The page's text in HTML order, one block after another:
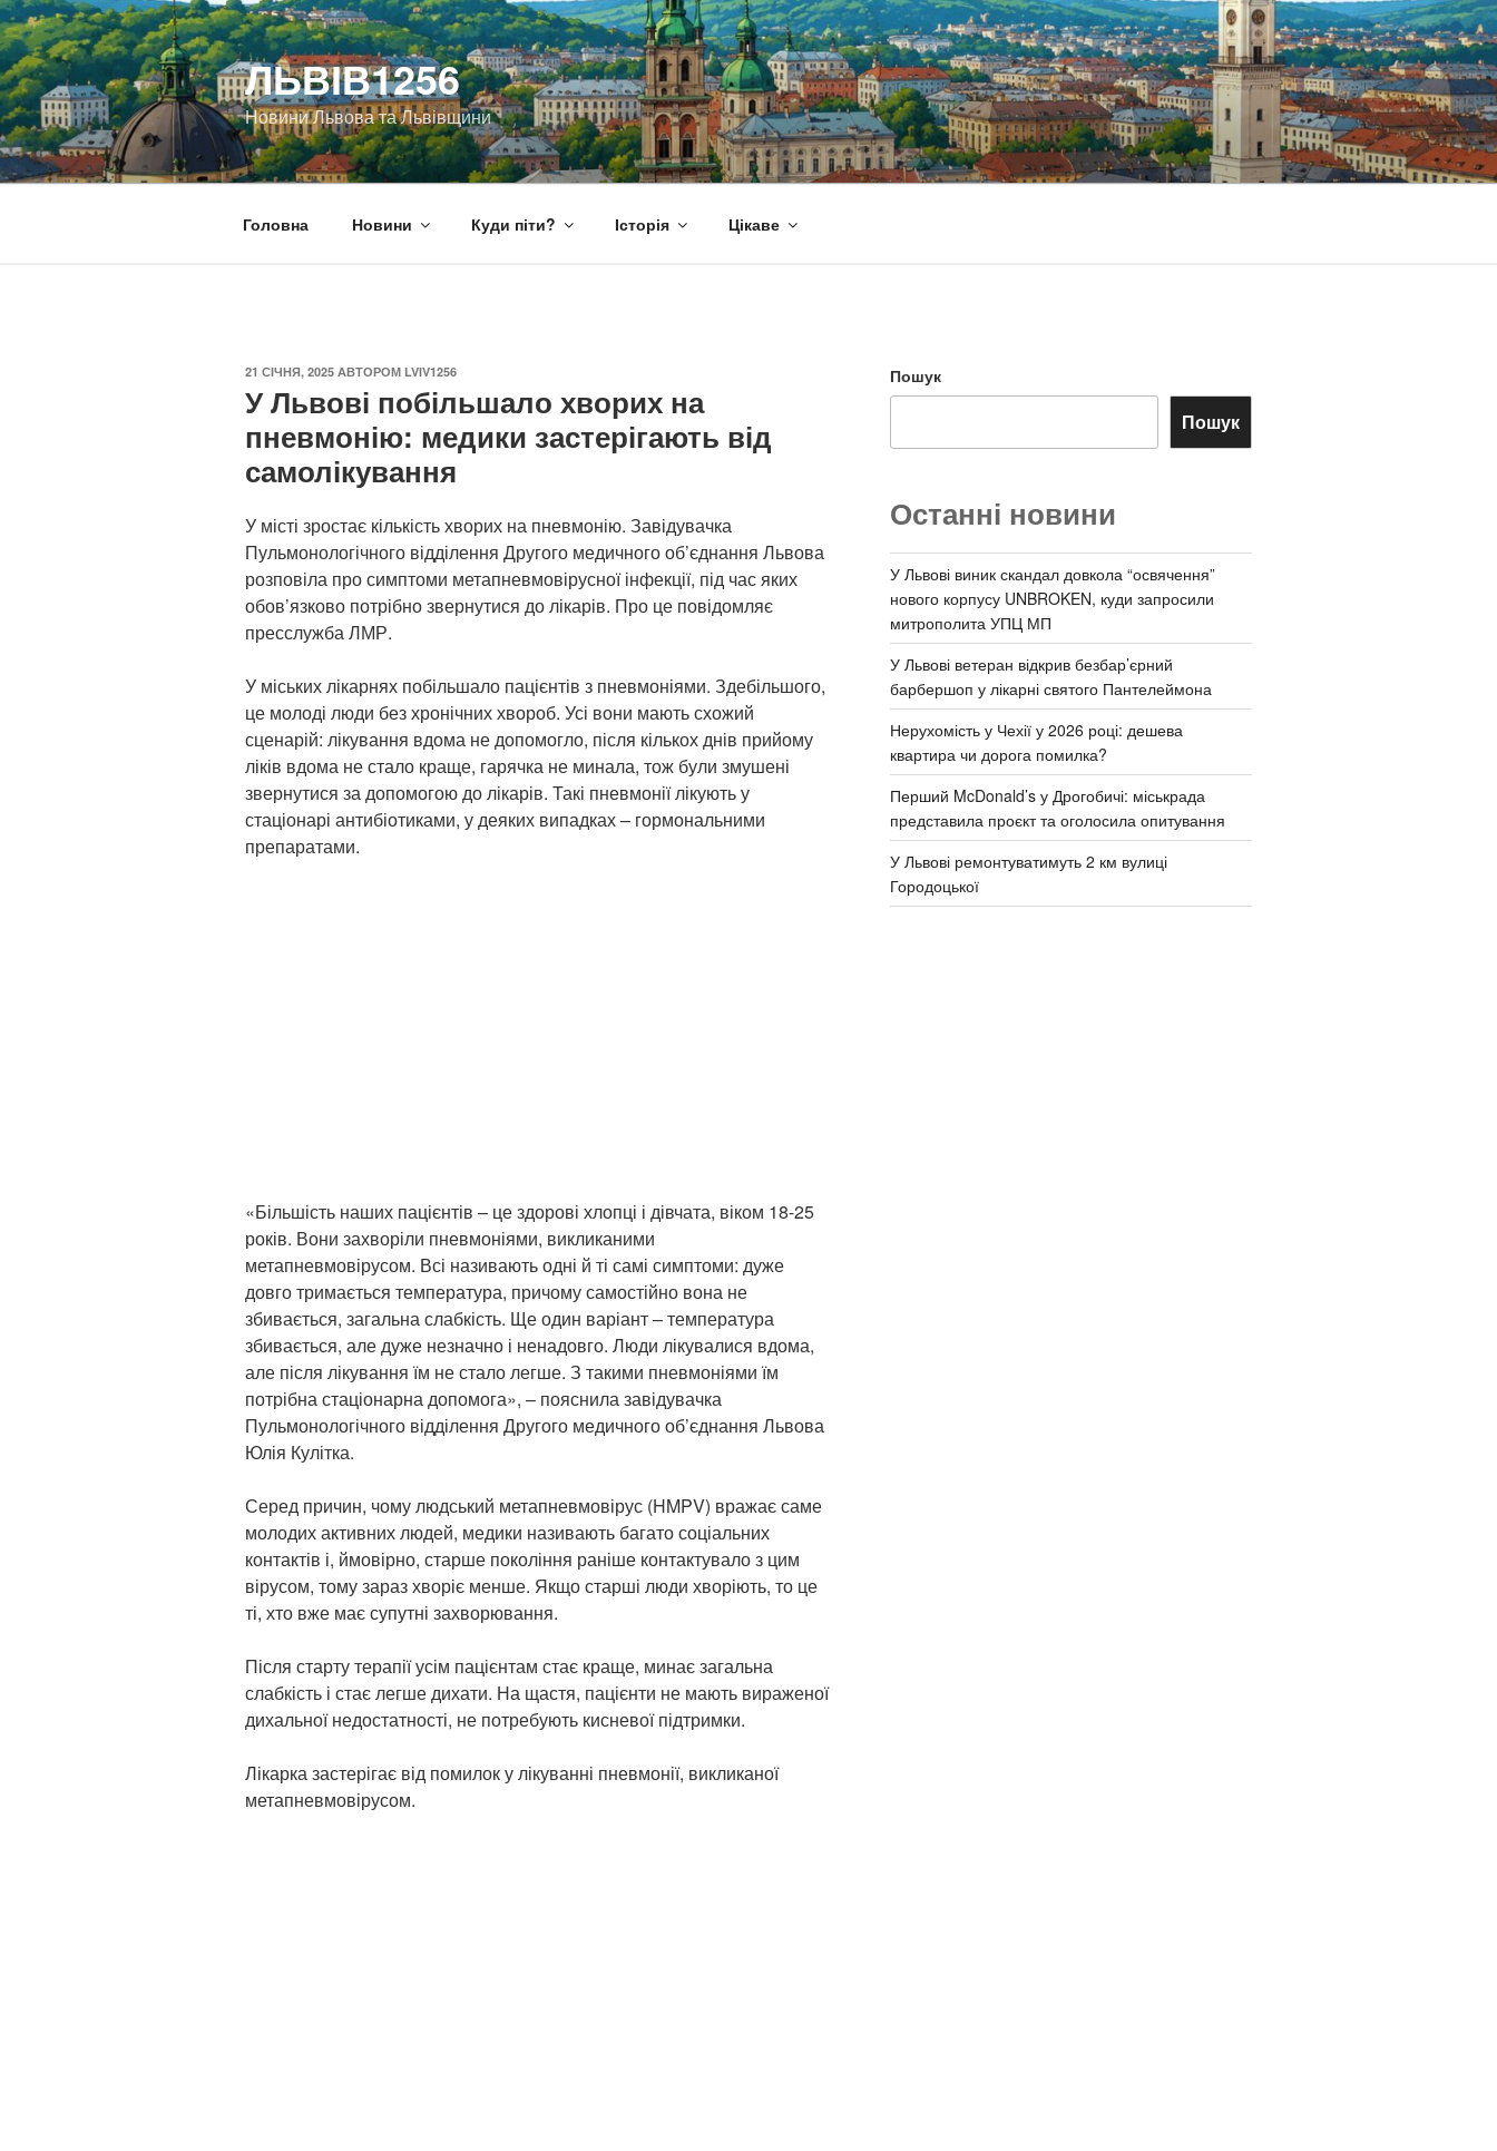
Перейти
до
вмісту
ЛЬВІВ1256
Новини Львова та Львівщини
Головна Новини Куди піти? Історія Цікаве
ОПУБЛІКОВАНО
21 СІЧНЯ, 2025 АВТОРОМ LVIV1256
У Львові побільшало хворих на
пневмонію: медики застерігають від
самолікування
У місті зростає кількість хворих на пневмонію. Завідувачка
Пульмонологічного відділення Другого медичного об’єднання Львова
розповіла про симптоми метапневмовірусної інфекції, під час яких
обов’язково потрібно звернутися до лікарів. Про це повідомляє
пресслужба ЛМР.
У міських лікарнях побільшало пацієнтів з пневмоніями. Здебільшого,
це молоді люди без хронічних хвороб. Усі вони мають схожий
сценарій: лікування вдома не допомогло, після кількох днів прийому
ліків вдома не стало краще, гарячка не минала, тож були змушені
звернутися за допомогою до лікарів. Такі пневмонії лікують у
стаціонарі антибіотиками, у деяких випадках – гормональними
препаратами.
«Більшість наших пацієнтів – це здорові хлопці і дівчата, віком 18-25
років. Вони захворіли пневмоніями, викликаними
метапневмовірусом. Всі називають одні й ті самі симптоми: дуже
довго тримається температура, причому самостійно вона не
збивається, загальна слабкість. Ще один варіант – температура
збивається, але дуже незначно і ненадовго. Люди лікувалися вдома,
але після лікування їм не стало легше. З такими пневмоніями їм
потрібна стаціонарна допомога», – пояснила завідувачка
Пульмонологічного відділення Другого медичного об’єднання Львова
Юлія Кулітка.
Серед причин, чому людський метапневмовірус (HMPV) вражає саме
молодих активних людей, медики називають багато соціальних
контактів і, ймовірно, старше покоління раніше контактувало з цим
вірусом, тому зараз хворіє менше. Якщо старші люди хворіють, то це
ті, хто вже має супутні захворювання.
Після старту терапії усім пацієнтам стає краще, минає загальна
слабкість і стає легше дихати. На щастя, пацієнти не мають вираженої
дихальної недостатності, не потребують кисневої підтримки.
Лікарка застерігає від помилок у лікуванні пневмонії, викликаної
метапневмовірусом.
Пошук
Пошук
Останні новини
У Львові виник скандал довкола “освячення”
нового корпусу UNBROKEN, куди запросили
митрополита УПЦ МП
У Львові ветеран відкрив безбар’єрний
барбершоп у лікарні святого Пантелеймона
Нерухомість у Чехії у 2026 році: дешева
квартира чи дорога помилка?
Перший McDonald’s у Дрогобичі: міськрада
представила проєкт та оголосила опитування
У Львові ремонтуватимуть 2 км вулиці
Городоцької